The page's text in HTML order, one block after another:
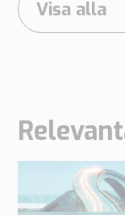
Visa alla